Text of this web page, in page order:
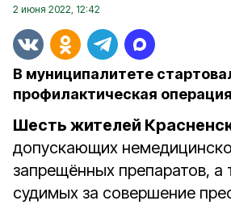
2 июня 2022, 12:42
В муниципалитете
профилактическая
Шесть жителей
допускающих
запрещённых препаратов, а
судимых за совершение